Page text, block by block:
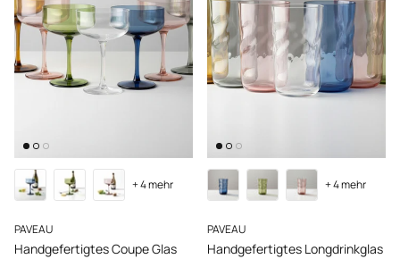
PAVEAU
Handgefertigtes Coupe Glas
+ 4 mehr
PAVEAU
Handgefertigtes Longdrinkglas
+ 4 mehr